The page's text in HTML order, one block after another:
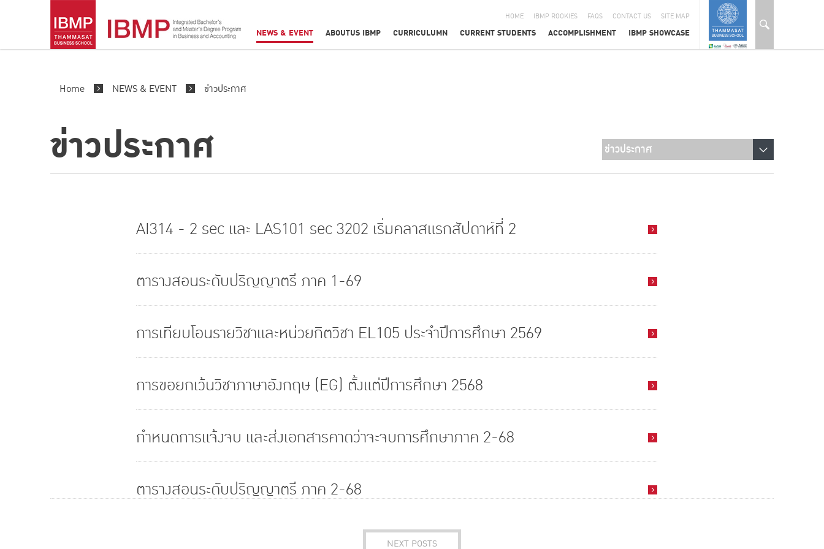
HOME IBMP ROOKIES FAQS CONTACT US SITE MAP
NEWS & EVENT ABOUTUS IBMP CURRICULUMN CURRENT STUDENTS ACCOMPLISHMENT IBMP SHOWCASE
Home NEWS & EVENT ข่าวประกาศ
ข่าวประกาศ
AI314 - 2 sec และ LAS101 sec 3202 เริ่มคลาสแรกสัปดาห์ที่ 2
ตารางสอนระดับปริญญาตรี ภาค 1-69
การเทียบโอนรายวิชาและหน่วยกิตวิชา EL105 ประจำปีการศึกษา 2569
การขอยกเว้นวิชาภาษาอังกฤษ (EG) ตั้งแต่ปีการศึกษา 2568
กำหนดการแจ้งจบ และส่งเอกสารคาดว่าจะจบการศึกษาภาค 2-68
ตารางสอนระดับปริญญาตรี ภาค 2-68
NEXT POSTS